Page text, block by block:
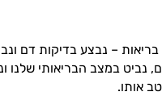
– נבצע בדיקות דם
נביט במצב הבריאותי שלנו
אותו.